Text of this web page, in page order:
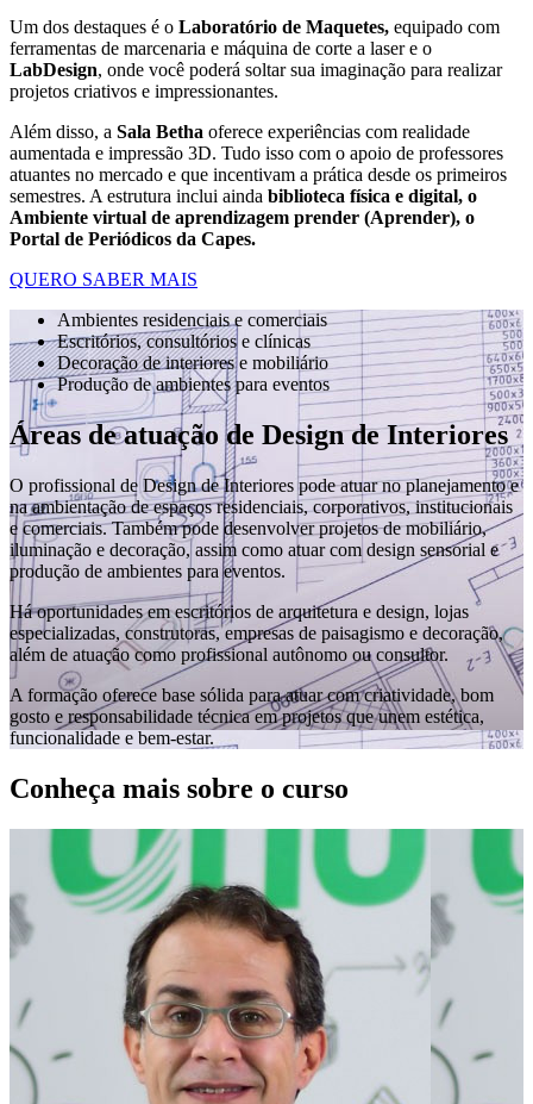
Um dos destaques é o Laboratório de Maquetes, equipado com
ferramentas de marcenaria e máquina de corte a laser e o
LabDesign, onde você poderá soltar sua imaginação para realizar
projetos criativos e impressionantes.
Além disso, a Sala Betha oferece experiências com realidade
aumentada e impressão 3D. Tudo isso com o apoio de professores
atuantes no mercado e que incentivam a prática desde os primeiros
semestres. A estrutura inclui ainda biblioteca física e digital, o
Ambiente virtual de aprendizagem prender (Aprender), o
Portal de Periódicos da Capes.
QUERO SABER MAIS
Ambientes residenciais e comerciais
Escritórios, consultórios e clínicas
Decoração de interiores e mobiliário
Produção de ambientes para eventos
Áreas de atuação de Design de Interiores
O profissional de Design de Interiores pode atuar no planejamento e
na ambientação de espaços residenciais, corporativos, institucionais
e comerciais. Também pode desenvolver projetos de mobiliário,
iluminação e decoração, assim como atuar com design sensorial e
produção de ambientes para eventos.
Há oportunidades em escritórios de arquitetura e design, lojas
especializadas, construtoras, empresas de paisagismo e decoração,
além de atuação como profissional autônomo ou consultor.
A formação oferece base sólida para atuar com criatividade, bom
gosto e responsabilidade técnica em projetos que unem estética,
funcionalidade e bem-estar.
Conheça mais sobre o curso